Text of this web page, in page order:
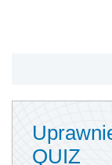
QUIZ